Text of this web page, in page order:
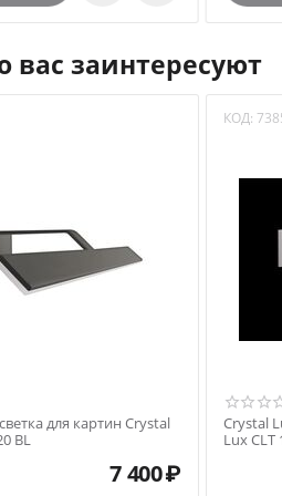
вас заинтересуют
для картин Crystal
BL
7 400₽
КОД:
Crystal
Lux CLT